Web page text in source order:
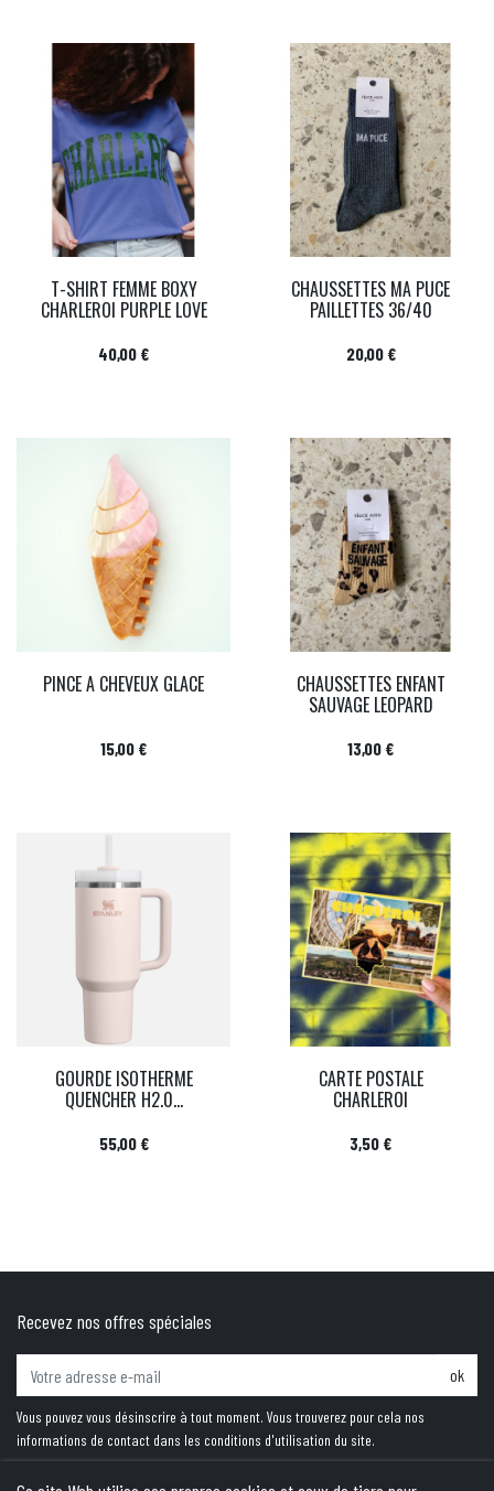
T-SHIRT FEMME BOXY
CHARLEROI PURPLE LOVE
Prix
40,00 €
CHAUSSETTES MA PUCE
PAILLETTES 36/40
Prix
20,00 €
PINCE A CHEVEUX GLACE
Prix
15,00 €
CHAUSSETTES ENFANT
SAUVAGE LEOPARD
Prix
13,00 €
GOURDE ISOTHERME
QUENCHER H2.0...
Prix
55,00 €
CARTE POSTALE
CHARLEROI
Prix
3,50 €
Recevez nos offres spéciales
ok
Vous pouvez vous désinscrire à tout moment. Vous trouverez pour cela nos
informations de contact dans les conditions d'utilisation du site.